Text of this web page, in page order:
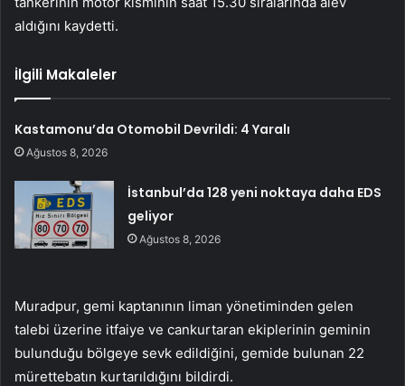
aldığını kaydetti.
İlgili Makaleler
Kastamonu’da Otomobil Devrildi: 4 Yaralı
Ağustos 8, 2026
İstanbul’da 128 yeni noktaya daha EDS
geliyor
Ağustos 8, 2026
Muradpur, gemi kaptanının liman yönetiminden gelen
talebi üzerine itfaiye ve cankurtaran ekiplerinin geminin
bulunduğu bölgeye sevk edildiğini, gemide bulunan 22
mürettebatın kurtarıldığını bildirdi.